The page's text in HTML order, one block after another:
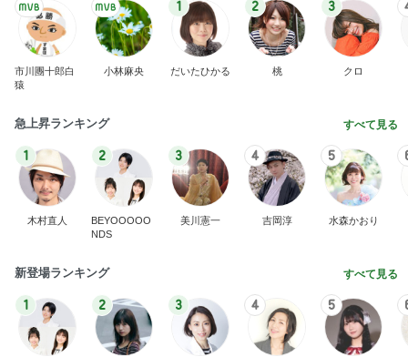
市川團十郎白
猿
小林麻央
1
だいたひかる
2
桃
3
クロ
急上昇ランキング すべて見る
1
木村直人
2
BEYOOOOO
NDS
3
美川憲一
4
吉岡淳
5
水森かおり
新登場ランキング すべて見る
1 2 3 4 5